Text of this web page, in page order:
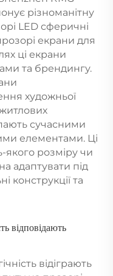
різноманітну
LED сферичні
екрани для
ці екрани
та брендингу.
художньої
житлових
сучасними
елементами. Ці
якого розміру чи
адаптувати під
конструкції та
відповідають
відіграють